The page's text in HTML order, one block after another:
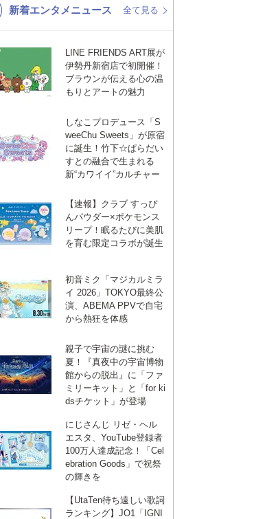
K-POP バンド
ディズニー
新着エンタメニュース 全て見る
LINE FRIENDS ART展が
伊勢丹新宿店で初開催！
ブラウンが伝える心の温
もりとアートの魅力
しなこプロデュース「S
weeChu Sweets」が原宿
に誕生！竹下☆ぱらだい
すとの融合で生まれる
新“カワイイ”カルチャー
【速報】クラブ すっぴ
んパウダー×ポケモンス
リープ！眠るたびに美肌
を育む限定コラボが誕生
初音ミク「マジカルミラ
イ 2026」TOKYO最終公
演、ABEMA PPVで自宅
から熱狂を体感
親子で宇宙の謎に挑む
夏！『真夜中の宇宙博物
館からの脱出』に「ファ
ミリーキット」と「for ki
dsチケット」が登場
にじさんじ リゼ・ヘル
エスタ、YouTube登録者
100万人達成記念！「Cel
ebration Goods」で祝祭
の輝きを
【UtaTen待ち遠しい歌詞
ランキング】JO1「IGNI